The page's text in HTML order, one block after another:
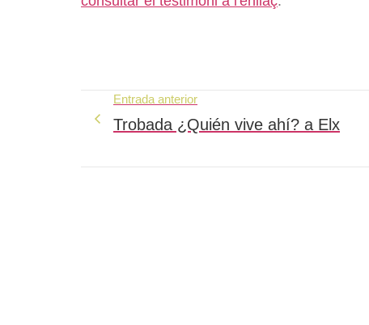
Entrada anterior
Trobada ¿Quién vive ahí? a Elx